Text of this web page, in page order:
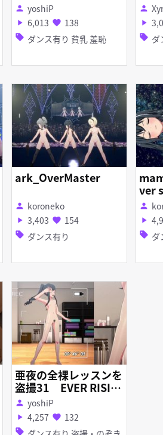
ella 亜夜 心白 Les
son Room No.16
person yoshiP
play_arrow 6,013 favorite 138
sell ダンス有り 貧乳 羞恥
person
play_arrow
sell
ark_OverMaster
person koroneko
play_arrow 3,403 favorite 154
sell ダンス有り
ver
person
play_arrow
sell ダ
亜夜の全裸レッスンを
盗撮31 EVER RISIN
G
person yoshiP
play_arrow 4,257 favorite 132
sell